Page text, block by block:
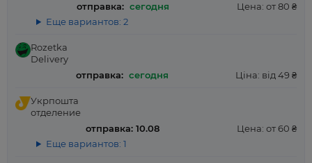
отправка: сегодня
Цена: от 80 ₴
Еще вариантов: 2
Rozetka
Delivery
отправка: сегодня Ціна: від 49 ₴
Укрпошта
отделение
отправка: 10.08
Цена: от 60 ₴
Еще вариантов: 1